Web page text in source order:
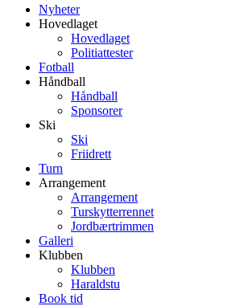
Nyheter
Hovedlaget
Hovedlaget
Politiattester
Fotball
Håndball
Håndball
Sponsorer
Ski
Ski
Friidrett
Turn
Arrangement
Arrangement
Turskytterrennet
Jordbærtrimmen
Galleri
Klubben
Klubben
Haraldstu
Book tid